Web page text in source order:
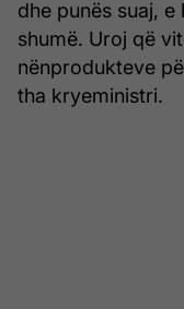
dhe punës suaj,
shumë. Uroj që
nënprodukteve
tha kryeministri.